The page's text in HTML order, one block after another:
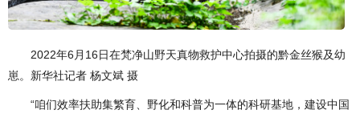
2022年6月16日在梵净山野天真物救护中心拍摄的黔金丝猴及幼
崽。新华社记者 杨文斌 摄
“咱们效率扶助集繁育、野化和科普为一体的科研基地，建设中国